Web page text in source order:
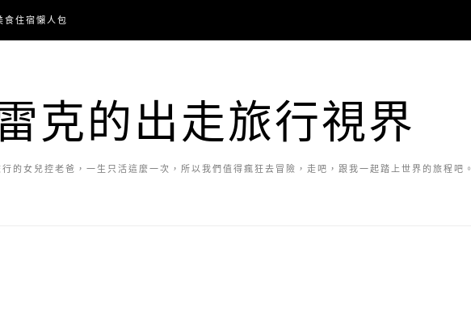
食住宿懶人包
克的出走旅行視界
的女兒控老爸，一生只活這麼一次，所以我們值得瘋狂去冒險，走吧，跟我一起踏上世界的旅程吧。